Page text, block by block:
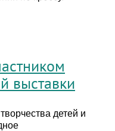
выставки
детей и